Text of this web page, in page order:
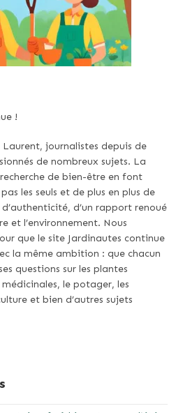
!
journalistes depuis de
de nombreux sujets. La
de bien-être en font
les seuls et de plus en plus de
d’un rapport renoué
et l’environnement. Nous
que le site Jardinautes continue
la même ambition : que chacun
questions sur les plantes
le potager, les
et bien d’autres sujets